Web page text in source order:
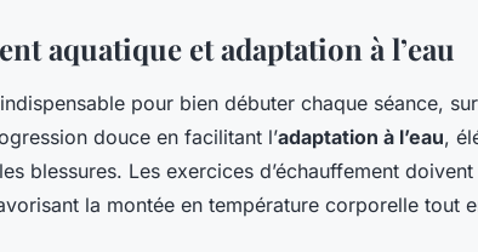
aquatique et adaptation à l’eau
pour bien débuter chaque séance,
douce en facilitant l’adaptation à l’eau,
blessures. Les exercices d’échauffement
la montée en température corporelle tout